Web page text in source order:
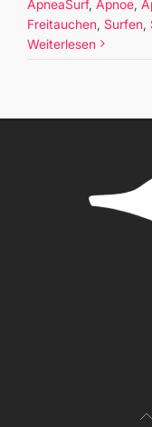
ApneaSurf, Apnoe,
Freitauchen, Surfen,
Weiterlesen